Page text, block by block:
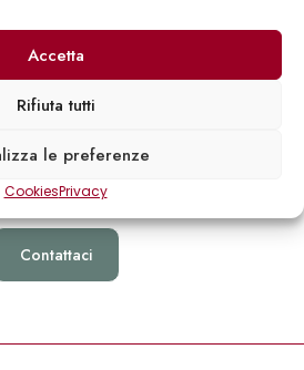
Accetta
Rifiuta tutti
le preferenze
CookiesPrivacy
privacy policy